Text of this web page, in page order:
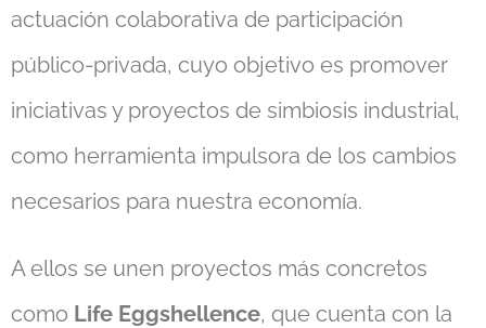
actuación colaborativa de participación
público-privada, cuyo objetivo es promover
iniciativas y proyectos de simbiosis industrial,
como herramienta impulsora de los cambios
necesarios para nuestra economía.
A ellos se unen proyectos más concretos
como Life Eggshellence, que cuenta con la